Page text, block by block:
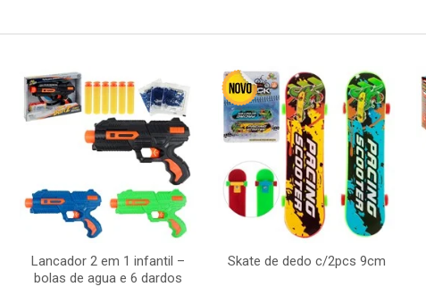
Lancador 2 em 1 infantil –
bolas de agua e 6 dardos
Skate de dedo c/2pcs 9cm